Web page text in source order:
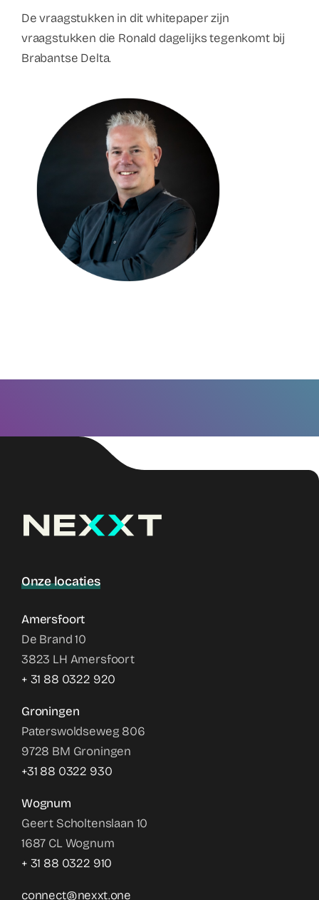
De vraagstukken in dit whitepaper zijn
vraagstukken die Ronald dagelijks tegenkomt bij
Brabantse Delta.
Onze locaties
Amersfoort
De Brand 10
3823 LH Amersfoort
+ 31 88 0322 920
Groningen
Paterswoldseweg 806
9728 BM Groningen
+31 88 0322 930
Wognum
Geert Scholtenslaan 10
1687 CL Wognum
+ 31 88 0322 910
connect@nexxt.one